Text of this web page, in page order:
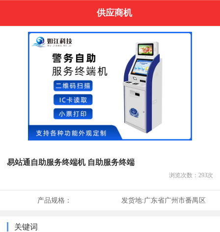
供应商机
易站通自助服务终端机 自助服务终端
浏览次数： 293次
产品规格： 发货地:广东省广州市番禺区
关键词